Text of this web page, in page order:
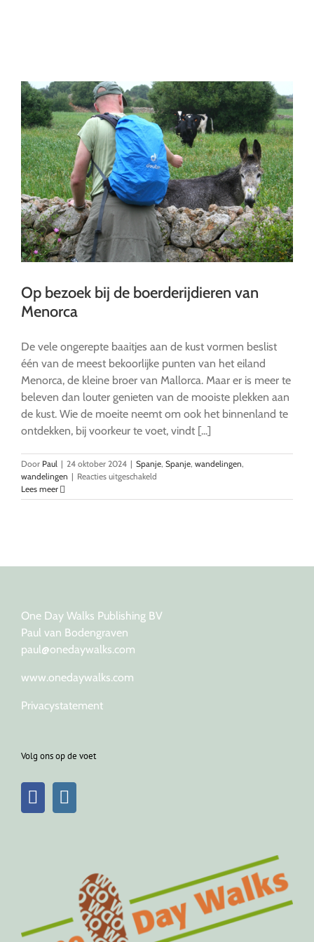
Op bezoek bij de boerderijdieren van
Menorca
De vele ongerepte baaitjes aan de kust vormen beslist
één van de meest bekoorlijke punten van het eiland
Menorca, de kleine broer van Mallorca. Maar er is meer te
beleven dan louter genieten van de mooiste plekken aan
de kust. Wie de moeite neemt om ook het binnenland te
ontdekken, bij voorkeur te voet, vindt [...]
Door Paul | 24 oktober 2024 | Spanje, Spanje, wandelingen,
wandelingen | Reacties uitgeschakeld
bezoek
Menorca
Lees meer
One Day Walks Publishing BV
Paul van Bodengraven
paul@onedaywalks.com
www.onedaywalks.com
Privacystatement
Volg ons op de voet